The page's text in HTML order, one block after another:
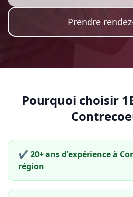
Prendre
Pourquoi choisir
✔️ 20+ ans d'expérience à
région